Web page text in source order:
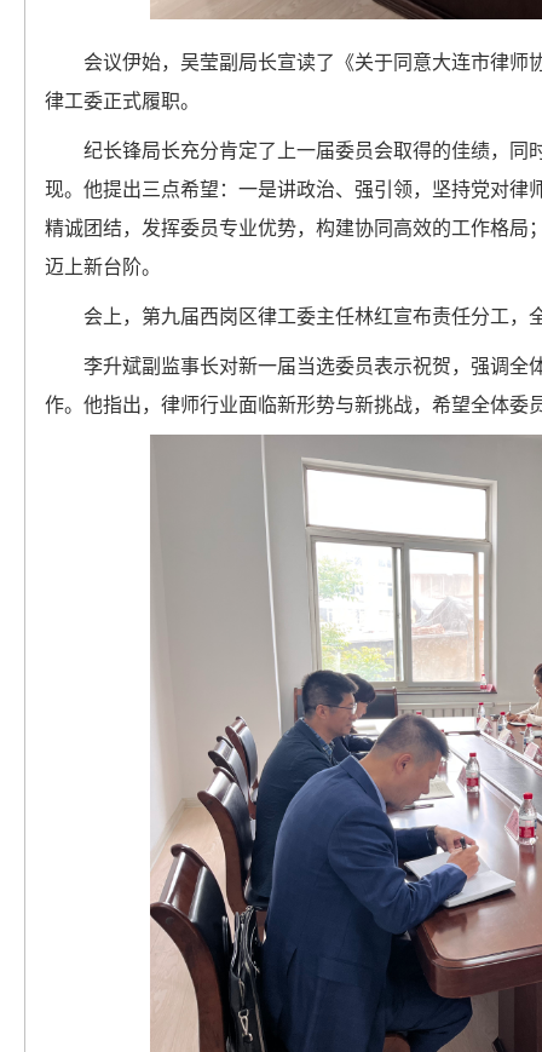
会议伊始，吴莹副局长宣读了《关于同意大连市律
律工委正式履职。
纪长锋局长充分肯定了上一届委员会取得的佳绩，
现。他提出三点希望：一是讲政治、强引领，坚持党对
精诚团结，发挥委员专业优势，构建协同高效的工作格
迈上新台阶。
会上，第九届西岗区律工委主任林红宣布责任分工，
李升斌副监事长对新一届当选委员表示祝贺，强调
作。他指出，律师行业面临新形势与新挑战，希望全体委